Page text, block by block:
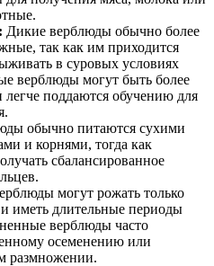
Дикие верблюды обычно более
так как им приходится
в суровых условиях
верблюды могут быть более
легче поддаются обучению для
обычно питаются сухими
и корнями, тогда как
сбалансированное
могут рожать только
иметь длительные периоды
верблюды часто
осеменению или
размножении.